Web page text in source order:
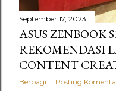
September 17, 2023
ASUS ZENBOOK
REKOMENDASI
CONTENT
Berbagi Posting